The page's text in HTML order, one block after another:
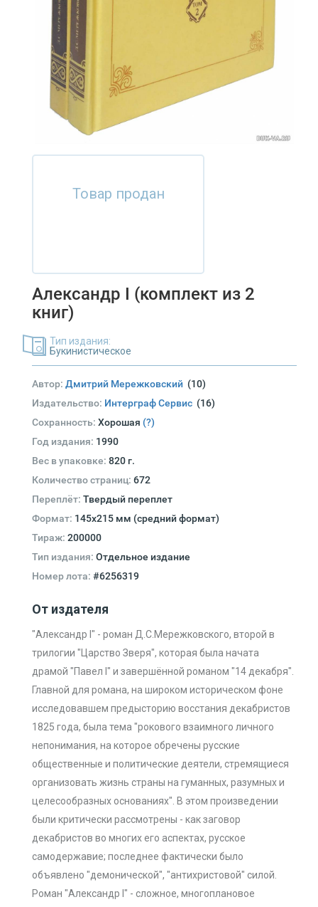
Товар продан
Александр I (комплект из 2
книг)
Тип издания:
Букинистическое
Автор: Дмитрий Мережковский (10)
Издательство: Интерграф Сервис (16)
Сохранность: Хорошая (?)
Год издания: 1990
Вес в упаковке: 820 г.
Количество страниц: 672
Переплёт: Твердый переплет
Формат: 145х215 мм (средний формат)
Тираж: 200000
Тип издания: Отдельное издание
Номер лота: #6256319
От издателя
"Александр I" - роман Д.С.Мережковского, второй в
трилогии "Царство Зверя", которая была начата
драмой "Павел I" и завершённой романом "14 декабря".
Главной для романа, на широком историческом фоне
исследовавшем предысторию восстания декабристов
1825 года, была тема "рокового взаимного личного
непонимания, на которое обречены русские
общественные и политические деятели, стремящиеся
организовать жизнь страны на гуманных, разумных и
целесообразных основаниях". В этом произведении
были критически рассмотрены - как заговор
декабристов во многих его аспектах, русское
самодержавие; последнее фактически было
объявлено "демонической", "антихристовой" силой.
Роман "Александр I" - сложное, многоплановое